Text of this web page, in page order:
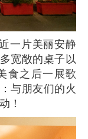
宽敞的桌子以
食之后一展歌
与朋友们的火
！